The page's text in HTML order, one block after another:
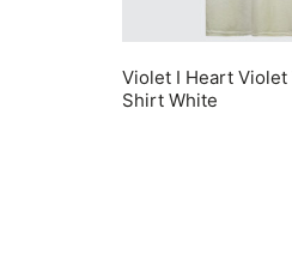
Violet I Heart Violet
Shirt White